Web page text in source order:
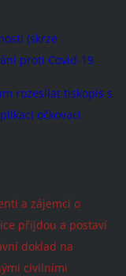
(skrze
proti Covid-19
rozesílat tiskopis s
očkovací
a zájemci o
přijdou a postaví
doklad na
civilními